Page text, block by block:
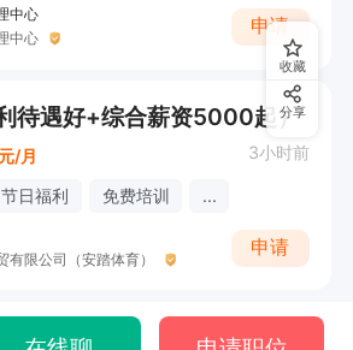
中心
中心
申请
待遇好+综合薪资5000起）
元/月 3小时前
节日福利 免费培训 ...
有限公司（安踏体育）
申请
收藏
分享